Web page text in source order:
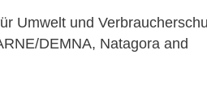
Umwelt und
DEMNA, Natagora and